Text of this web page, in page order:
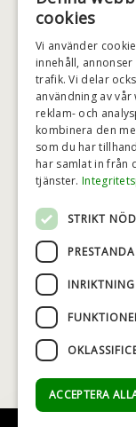
cookies
Vi använder
innehåll,
trafik. Vi delar
användning av
reklam- och
kombinera den
som du har
har samlat in från
tjänster.
STRIKT
PRESTANDA
INRIKTNING
ACCEPTERA